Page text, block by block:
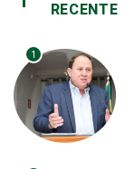
RECENTE
1